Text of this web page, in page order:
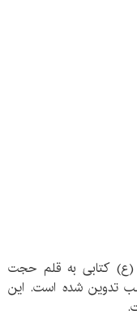
کتابی به قلم حجت
تدوین شده است. این